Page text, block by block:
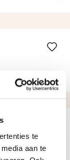
te
aan te